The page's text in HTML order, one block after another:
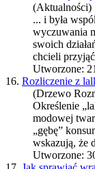
(Aktualności)
... i była
wyczuwania
swoich
chcieli
Utworzone:
16. Rozliczenie z
(Drzewo
Określenie
modowej
„gębę”
wskazują, że
Utworzone: